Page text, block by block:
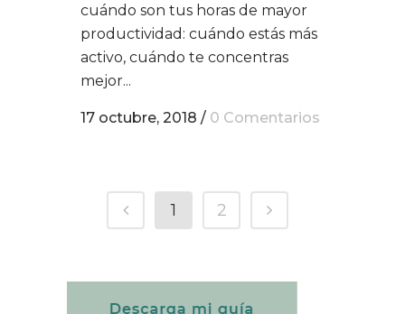
cuándo son tus horas de mayor
productividad: cuándo estás más
activo, cuándo te concentras
mejor...
17 octubre, 2018 / 0 Comentarios
1 2